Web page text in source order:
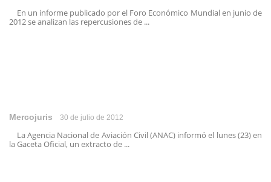
En un informe publicado por el Foro Económico Mundial en junio de
2012 se analizan las repercusiones de ...
Mercojuris 30 de julio de 2012
La Agencia Nacional de Aviación Civil (ANAC) informó el lunes (23) en
la Gaceta Oficial, un extracto de ...